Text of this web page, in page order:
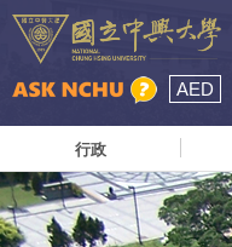
AED
行政